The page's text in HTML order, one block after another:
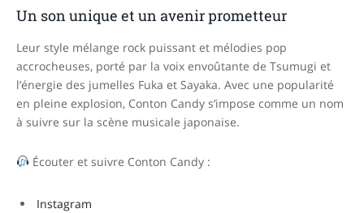
Un son unique et un avenir prometteur
Leur style mélange rock puissant et mélodies pop
accrocheuses, porté par la voix envoûtante de Tsumugi et
l’énergie des jumelles Fuka et Sayaka. Avec une popularité
en pleine explosion, Conton Candy s’impose comme un nom
à suivre sur la scène musicale japonaise.
Écouter et suivre Conton Candy :
Instagram